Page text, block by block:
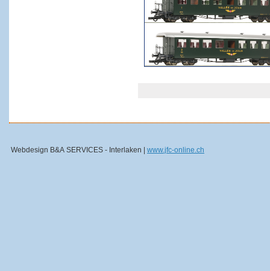
Webdesign B&A SERVICES - Interlaken | www.jfc-online.ch